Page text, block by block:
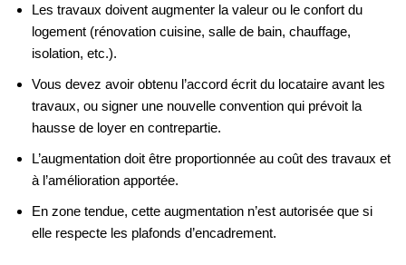
Les travaux doivent augmenter la valeur ou le confort du
logement (rénovation cuisine, salle de bain, chauffage,
isolation, etc.).
Vous devez avoir obtenu l’accord écrit du locataire avant les
travaux, ou signer une nouvelle convention qui prévoit la
hausse de loyer en contrepartie.
L’augmentation doit être proportionnée au coût des travaux et
à l’amélioration apportée.
En zone tendue, cette augmentation n’est autorisée que si
elle respecte les plafonds d’encadrement.